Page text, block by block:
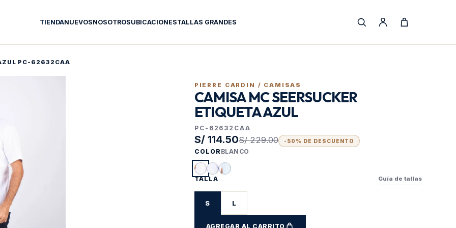
TIENDANUEVOSNOSOTROSUBICACIONESTALLAS GRANDES
PC-62632CAA
PIERRE CARDIN / CAMISAS
CAMISA MC SEERSUCKER
ETIQUETA AZUL
PC-62632CAA
S/ 114.50S/ 229.00 - 50 % DE DESCUENTO
COLORBLANCO
TALLA Guía de tallas
S L
AGREGAR AL CARRITO